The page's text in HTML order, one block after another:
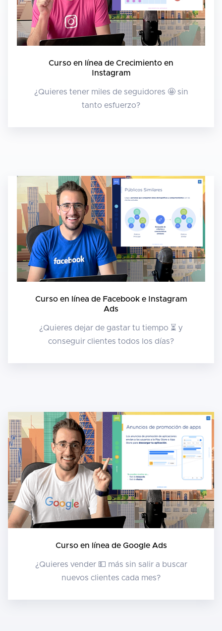
Curso en línea de Crecimiento en
Instagram
¿Quieres tener miles de seguidores 🤩 sin
tanto esfuerzo?
Curso en línea de Facebook e Instagram
Ads
¿Quieres dejar de gastar tu tiempo ⏳ y
conseguir clientes todos los días?
Curso en línea de Google Ads
¿Quieres vender 💵 más sin salir a buscar
nuevos clientes cada mes?